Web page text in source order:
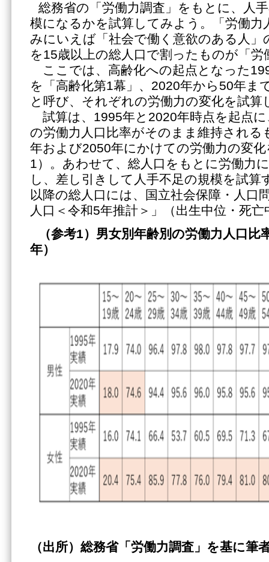
総務省の「労働力調査」をもとに、人
模になるかを試算してみよう。「労働力
みにいえば「社会で働く意欲のある人」
を15歳以上の総人口で割ったものが「労
ここでは、高齢化への起点となった
を「高齢化第1幕」、2020年から50年ま
と呼び、それぞれの労働力の変化を試算
試算は、1995年と2020年時点を起点に
の労働力人口比率がそのまま維持される
年および2050年にかけての労働力の変
1）。あわせて、総人口をもとに労働力
し、差し引きして人手不足の規模を試算
以降の総人口には、国立社会保障・人口
人口＜令和5年推計＞」（出生中位・死
（参考1）男女別年齢別の労働力人口比
年）
（出所）総務省「労働力調査」を基に筆